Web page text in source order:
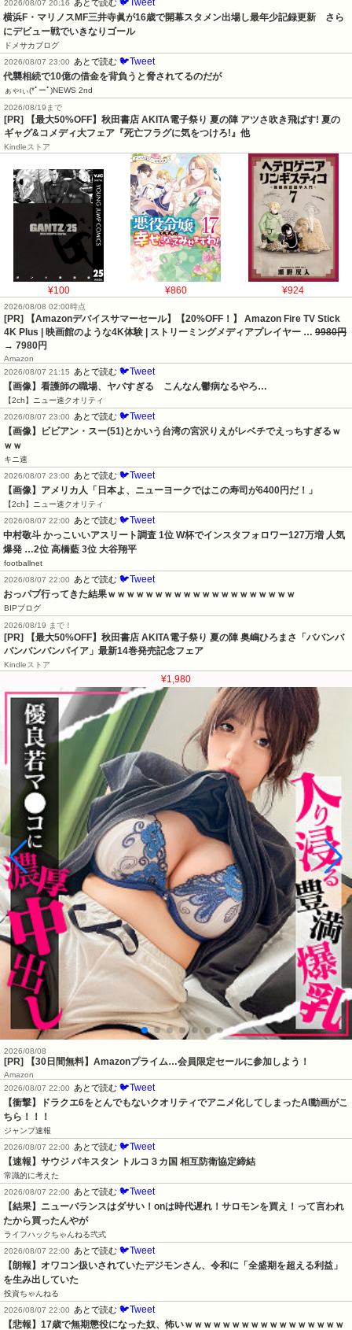
2026/08/07 20:16 あとで読む 🐦Tweet
横浜F・マリノスMF三井寺眞が16歳で開幕スタメン出場し最年少記録更新　さら
にデビュー戦でいきなりゴール
ドメサカブログ
2026/08/07 23:00
あとで読む 🐦Tweet
代襲相続で10億の借金を背負うと脅されてるのだが
ぁゃιぃ(*ﾟーﾟ)NEWS 2nd
2026/08/19まで
[PR] 【最大50%OFF】秋田書店 AKITA電子祭り 夏の陣 アツさ吹き飛ばす! 夏の
ギャグ&コメディ大フェア『死亡フラグに気をつけろ!』他
Kindleストア
¥100 ¥860 ¥924
2026/08/08 02:00時点
[PR] 【Amazonデバイスサマーセール】【20%OFF！】 Amazon Fire TV Stick
4K Plus | 映画館のような4K体験 | ストリーミングメディアプレイヤー … 9980円
→ 7980円
Amazon
2026/08/07 21:15
あとで読む 🐦Tweet
【画像】看護師の職場、ヤバすぎる　こんなん鬱病なるやろ…
【2ch】ニュー速クオリティ
2026/08/07 23:00
あとで読む 🐦Tweet
【画像】ビビアン・スー(51)とかいう台湾の宮沢りえがレベチでえっちすぎるｗ
ｗｗ
キニ速
2026/08/07 23:00
あとで読む 🐦Tweet
【画像】アメリカ人「日本よ、ニューヨークではこの寿司が6400円だ！」
【2ch】ニュー速クオリティ
2026/08/07 22:00
あとで読む 🐦Tweet
中村敬斗 かっこいいアスリート調査 1位 W杯でインスタフォロワー127万増 人気
爆発 …2位 高橋藍 3位 大谷翔平
footballnet
2026/08/07 22:00
あとで読む 🐦Tweet
おっパブ行ってきた結果ｗｗｗｗｗｗｗｗｗｗｗｗｗｗｗｗｗｗｗｗ
BIPブログ
2026/08/19 まで！
[PR] 【最大50%OFF】秋田書店 AKITA電子祭り 夏の陣 奥嶋ひろまさ「ババンバ
バンバンバンパイア」最新14巻発売記念フェア
Kindleストア
¥1,980
2026/08/08
[PR] 【30日間無料】Amazonプライム…会員限定セールに参加しよう！
Amazon
2026/08/07 22:00
あとで読む 🐦Tweet
【衝撃】ドラクエ6をとんでもないクオリティでアニメ化してしまったAI動画がこ
ちら！！！
ジャンプ速報
2026/08/07 22:00
あとで読む 🐦Tweet
【速報】サウジ パキスタン トルコ３カ国 相互防衛協定締結
常識的に考えた
2026/08/07 22:00
あとで読む 🐦Tweet
【結果】ニューバランスはダサい！onは時代遅れ！サロモンを買え！って言われ
たから買ったんやが
ライフハックちゃんねる弐式
2026/08/07 22:00
あとで読む 🐦Tweet
【朗報】オワコン扱いされていたデジモンさん、令和に「全盛期を超える利益」
を生み出していた
投資ちゃんねる
2026/08/07 22:00
あとで読む 🐦Tweet
【悲報】17歳で無期懲役になった奴、怖いｗｗｗｗｗｗｗｗｗｗｗｗｗｗｗｗｗ